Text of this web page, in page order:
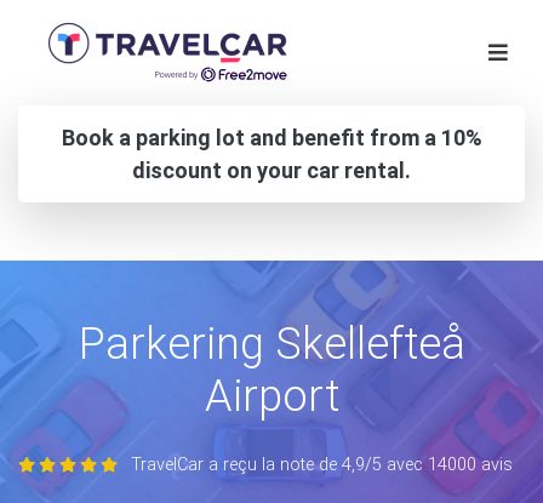
Book a parking lot and benefit from a 10%
discount on your car rental.
Parkering Skellefteå
Airport
TravelCar a reçu la note de 4,9/5 avec 14000 avis